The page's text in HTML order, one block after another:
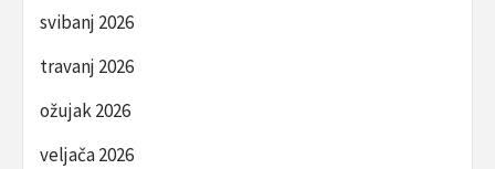
svibanj 2026
travanj 2026
ožujak 2026
veljača 2026